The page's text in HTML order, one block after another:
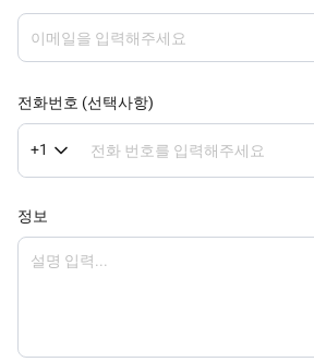
전화번호 (선택사항)
+1
정보